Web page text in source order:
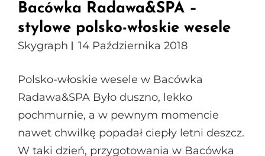
Bacówka Radawa&SPA –
stylowe polsko-włoskie wesele
Skygraph 14 Października 2018
Polsko-włoskie wesele w Bacówka
Radawa&SPA Było duszno, lekko
pochmurnie, a w pewnym momencie
nawet chwilkę popadał ciepły letni deszcz.
W taki dzień, przygotowania w Bacówka